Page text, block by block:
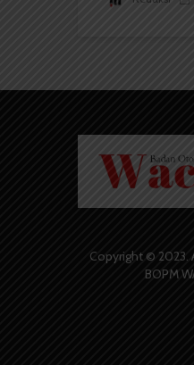
Copyright © 2023.
BOPM